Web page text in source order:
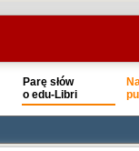
Parę słów
o edu-Libri